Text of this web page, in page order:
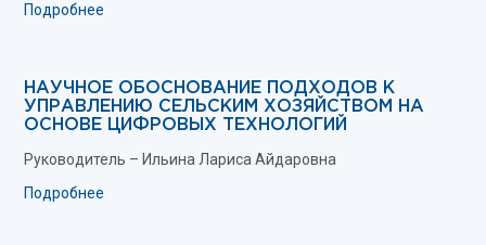
Подробнее
НАУЧНОЕ ОБОСНОВАНИЕ ПОДХОДОВ К
УПРАВЛЕНИЮ СЕЛЬСКИМ ХОЗЯЙСТВОМ НА
ОСНОВЕ ЦИФРОВЫХ ТЕХНОЛОГИЙ
Руководитель – Ильина Лариса Айдаровна
Подробнее